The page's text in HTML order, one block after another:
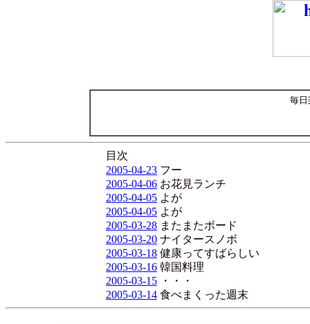
毎日
目次
2005-04-23 フー
2005-04-06 お花見ランチ
2005-04-05 よが
2005-04-05 よが
2005-03-28 またまたボード
2005-03-20 ナイタースノボ
2005-03-18 健康ってすばらしい
2005-03-16 韓国料理
2005-03-15 ・・・
2005-03-14 食べまくった週末